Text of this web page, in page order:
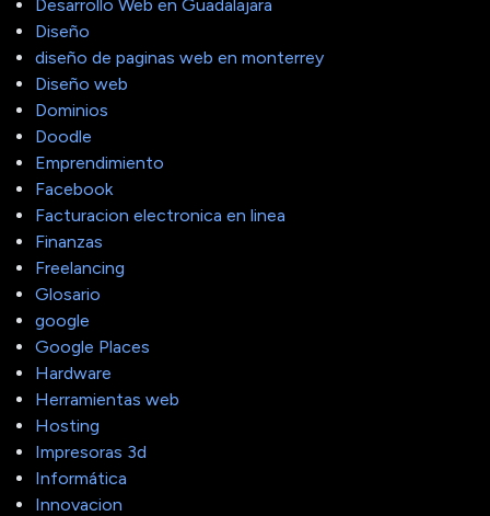
Desarrollo Web en Guadalajara
Diseño
diseño de paginas web en monterrey
Diseño web
Dominios
Doodle
Emprendimiento
Facebook
Facturacion electronica en linea
Finanzas
Freelancing
Glosario
google
Google Places
Hardware
Herramientas web
Hosting
Impresoras 3d
Informática
Innovacion